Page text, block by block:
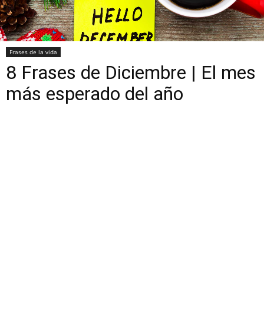
Frases de la vida
8 Frases de Diciembre | El mes
más esperado del año